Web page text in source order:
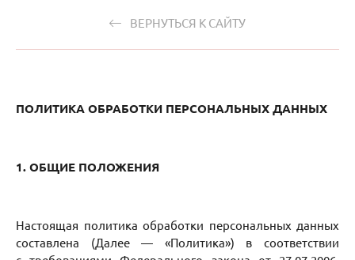
ВЕРНУТЬСЯ К САЙТУ
ПОЛИТИКА ОБРАБОТКИ ПЕРСОНАЛЬНЫХ ДАННЫХ
1. ОБЩИЕ ПОЛОЖЕНИЯ
Настоящая политика обработки персональных данных
составлена (Далее — «Политика») в соответствии